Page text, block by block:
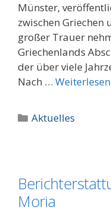
Münster,
zwischen Griechen
großer Trauer
Griechenlands
der über viele
Nach … Weiterlesen
Kategorien
Aktuelles
Moria